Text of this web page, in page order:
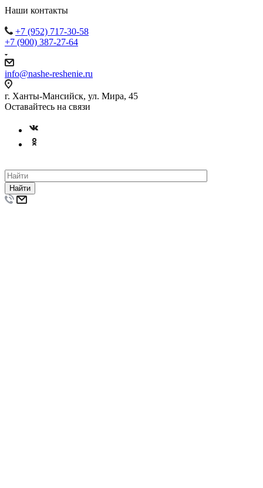
Наши контакты
+7 (952) 717-30-58
+7 (900) 387-27-64
info@nashe-reshenie.ru
г. Ханты-Мансийск, ул. Мира, 45
Оставайтесь на связи
Найти